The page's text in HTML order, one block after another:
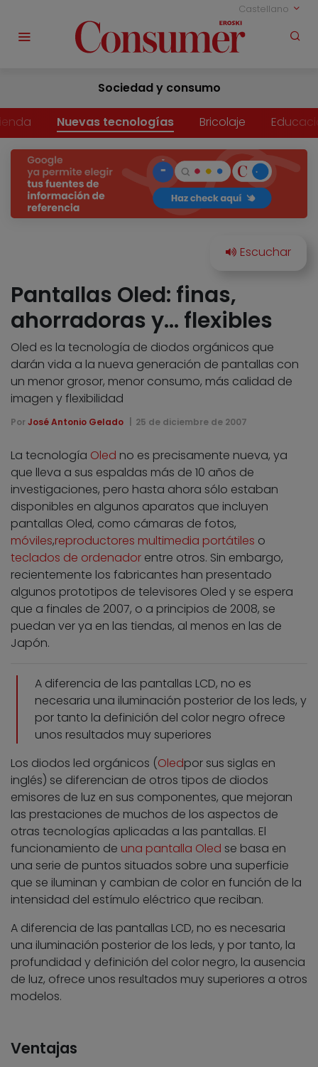
Castellano
Sociedad y consumo
Nuevas tecnologías Bricolaje
Pantallas Oled: finas,
ahorradoras y… flexibles
Oled es la tecnología de diodos orgánicos que
darán vida a la nueva generación de pantallas con
un menor grosor, menor consumo, más calidad de
imagen y flexibilidad
Por José Antonio Gelado 25 de diciembre de 2007
La tecnología Oled no es precisamente nueva, ya
que lleva a sus espaldas más de 10 años de
investigaciones, pero hasta ahora sólo estaban
disponibles en algunos aparatos que incluyen
pantallas Oled, como cámaras de fotos,
móviles,reproductores multimedia portátiles o
teclados de ordenador entre otros. Sin embargo,
recientemente los fabricantes han presentado
algunos prototipos de televisores Oled y se espera
que a finales de 2007, o a principios de 2008, se
puedan ver ya en las tiendas, al menos en las de
Japón.
A diferencia de las pantallas LCD, no es
necesaria una iluminación posterior de los leds, y
por tanto la definición del color negro ofrece
unos resultados muy superiores
Los diodos led orgánicos (Oledpor sus siglas en
inglés) se diferencian de otros tipos de diodos
emisores de luz en sus componentes, que mejoran
las prestaciones de muchos de los aspectos de
otras tecnologías aplicadas a las pantallas. El
funcionamiento de una pantalla Oled se basa en
una serie de puntos situados sobre una superficie
que se iluminan y cambian de color en función de la
intensidad del estímulo eléctrico que reciban.
A diferencia de las pantallas LCD, no es necesaria
una iluminación posterior de los leds, y por tanto, la
profundidad y definición del color negro, la ausencia
de luz, ofrece unos resultados muy superiores a otros
modelos.
Ventajas